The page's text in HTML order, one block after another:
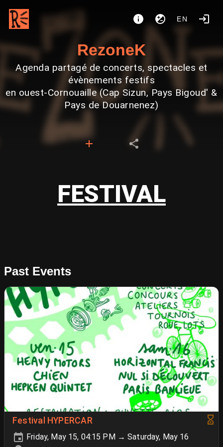
EN
RezoneK
Agenda partagé de concerts, spectacles et
évènements festifs
en ouest-Cornouaille (Cap Sizun, Pays Bigoud' &
Pays de Douarnenez)
FESTIVAL
Past Events
Festival HYPERCAR
Friday, May 15, 04:15 PM → Saturday, May 16